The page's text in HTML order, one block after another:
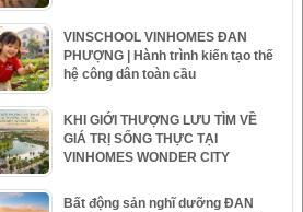
VINSCHOOL VINHOMES ĐAN
PHƯỢNG | Hành trình kiến tạo thế
hệ công dân toàn cầu
KHI GIỚI THƯỢNG LƯU TÌM VỀ
GIÁ TRỊ SỐNG THỰC TẠI
VINHOMES WONDER CITY
Bất động sản nghĩ dưỡng ĐAN